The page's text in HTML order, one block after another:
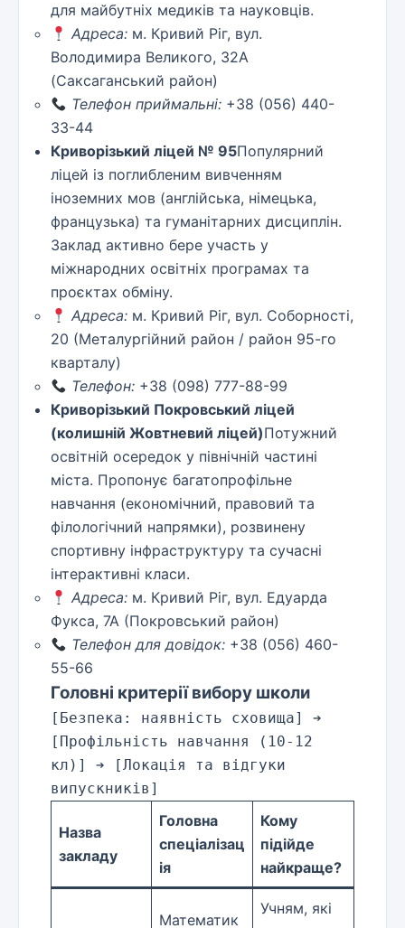
для майбутніх медиків та науковців.
Адреса: м. Кривий Ріг, вул.
Володимира Великого, 32А
(Саксаганський район)
Телефон приймальні: +38 (056) 440-
33-44
Криворізький ліцей № 95Популярний
ліцей із поглибленим вивченням
іноземних мов (англійська, німецька,
французька) та гуманітарних дисциплін.
Заклад активно бере участь у
міжнародних освітніх програмах та
проєктах обміну.
Адреса: м. Кривий Ріг, вул. Соборності,
20 (Металургійний район / район 95-го
кварталу)
Телефон: +38 (098) 777-88-99
Криворізький Покровський ліцей
(колишній Жовтневий ліцей)Потужний
освітній осередок у північній частині
міста. Пропонує багатопрофільне
навчання (економічний, правовий та
філологічний напрямки), розвинену
спортивну інфраструктуру та сучасні
інтерактивні класи.
Адреса: м. Кривий Ріг, вул. Едуарда
Фукса, 7А (Покровський район)
Телефон для довідок: +38 (056) 460-
55-66
Головні критерії вибору школи
[Безпека: наявність сховища] ➔
[Профільність навчання (10-12
кл)] ➔ [Локація та відгуки
Назва
закладу
Головна
спеціалізац
ія
Кому
підійде
найкраще?
Математик
Учням, які